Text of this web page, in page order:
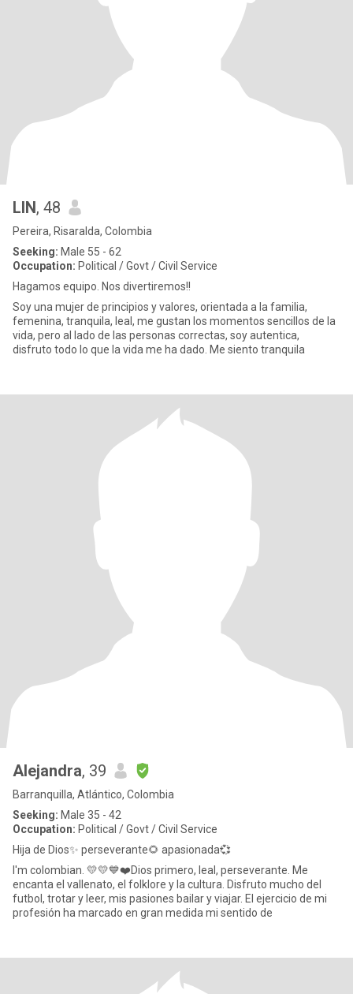
LIN, 48
Pereira, Risaralda, Colombia
Seeking: Male 55 - 62
Occupation: Political / Govt / Civil Service
Hagamos equipo. Nos divertiremos!!
Soy una mujer de principios y valores, orientada a la familia,
femenina, tranquila, leal, me gustan los momentos sencillos de la
vida, pero al lado de las personas correctas, soy autentica,
disfruto todo lo que la vida me ha dado. Me siento tranquila
Alejandra, 39
Barranquilla, Atlántico, Colombia
Seeking: Male 35 - 42
Occupation: Political / Govt / Civil Service
Hija de Dios✨ perseverante🌻 apasionada💞
I'm colombian. 💛💛💙❤️Dios primero, leal, perseverante. Me
encanta el vallenato, el folklore y la cultura. Disfruto mucho del
futbol, trotar y leer, mis pasiones bailar y viajar. El ejercicio de mi
profesión ha marcado en gran medida mi sentido de